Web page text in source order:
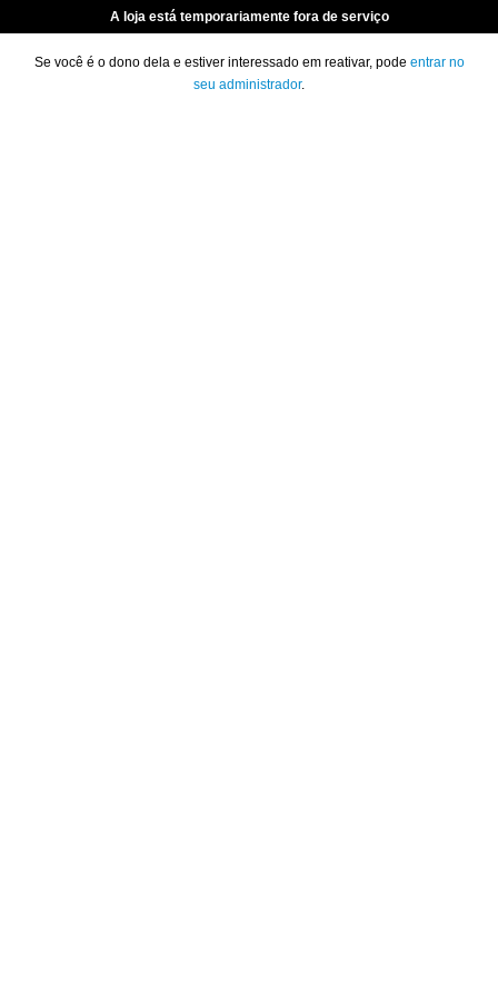
A loja está temporariamente fora de serviço
Se você é o dono dela e estiver interessado em reativar, pode entrar no
seu administrador.